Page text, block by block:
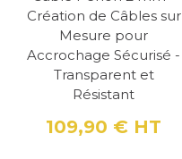
Création de Câbles sur
Mesure pour
Accrochage Sécurisé -
Transparent et
Résistant
Prix
109,90 € HT